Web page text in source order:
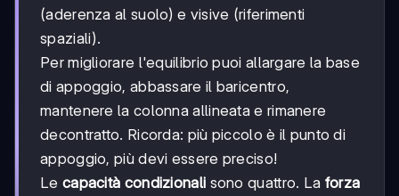
(aderenza al suolo) e visive (riferimenti
spaziali).
Per migliorare l'equilibrio puoi allargare la base
di appoggio, abbassare il baricentro,
mantenere la colonna allineata e rimanere
decontratto. Ricorda: più piccolo è il punto di
appoggio, più devi essere preciso!
Le capacità condizionali sono quattro. La forza